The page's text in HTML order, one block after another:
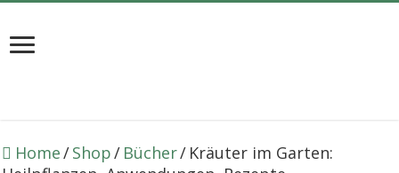
Home/Shop/ Bücher/ Kräuter im Garten: